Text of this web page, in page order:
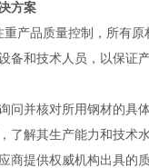
方案
产品质量控制，所有
备和技术人员，以保证
问并核对所用钢材的具
了解其生产能力和技术
商提供权威机构出具的